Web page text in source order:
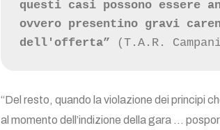
questi casi possono essere
ovvero presentino gravi
dell'offerta” (T.A.R.
“Del resto, quando la violazione dei principi
al momento dell’indizione della gara …